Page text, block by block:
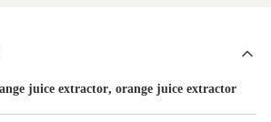
juice extractor, orange juice extractor